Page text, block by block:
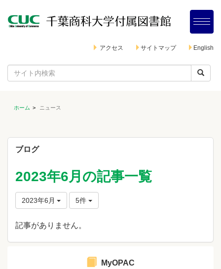
アクセス サイトマップ English
ホーム ニュース
ブログ
2023年6月の記事一覧
2023年6月 5件
記事がありません。
MyOPAC